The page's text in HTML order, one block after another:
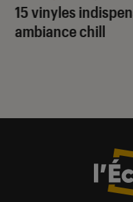
15 vinyles
ambiance chill